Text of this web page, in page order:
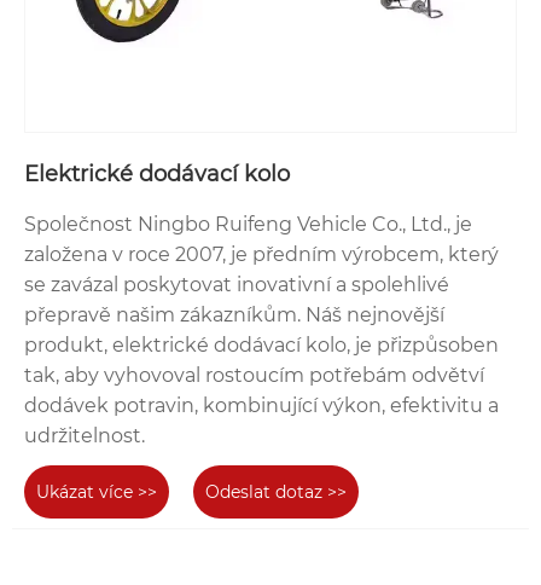
Elektrické dodávací kolo
Společnost Ningbo Ruifeng Vehicle Co., Ltd., je
založena v roce 2007, je předním výrobcem, který
se zavázal poskytovat inovativní a spolehlivé
přepravě našim zákazníkům. Náš nejnovější
produkt, elektrické dodávací kolo, je přizpůsoben
tak, aby vyhovoval rostoucím potřebám odvětví
dodávek potravin, kombinující výkon, efektivitu a
udržitelnost.
Ukázat více >> Odeslat dotaz >>